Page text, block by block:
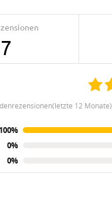
12 Monate)
100%
0%
0%